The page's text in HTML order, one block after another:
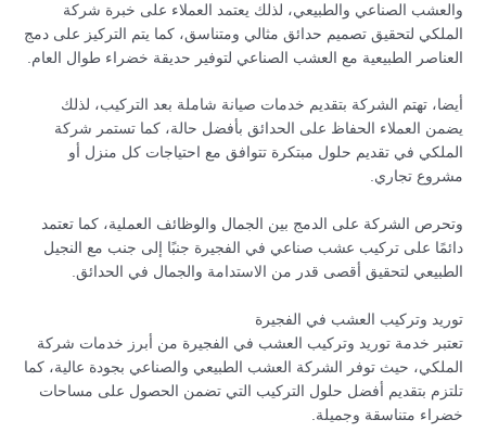
والعشب الصناعي والطبيعي، لذلك يعتمد العملاء على خبرة شركة
الملكي لتحقيق تصميم حدائق مثالي ومتناسق، كما يتم التركيز على دمج
العناصر الطبيعية مع العشب الصناعي لتوفير حديقة خضراء طوال العام.
أيضا، تهتم الشركة بتقديم خدمات صيانة شاملة بعد التركيب، لذلك
يضمن العملاء الحفاظ على الحدائق بأفضل حالة، كما تستمر شركة
الملكي في تقديم حلول مبتكرة تتوافق مع احتياجات كل منزل أو
مشروع تجاري.
وتحرص الشركة على الدمج بين الجمال والوظائف العملية، كما تعتمد
دائمًا على تركيب عشب صناعي في الفجيرة جنبًا إلى جنب مع النجيل
الطبيعي لتحقيق أقصى قدر من الاستدامة والجمال في الحدائق.
توريد وتركيب العشب في الفجيرة
تعتبر خدمة توريد وتركيب العشب في الفجيرة من أبرز خدمات شركة
الملكي، حيث توفر الشركة العشب الطبيعي والصناعي بجودة عالية، كما
تلتزم بتقديم أفضل حلول التركيب التي تضمن الحصول على مساحات
خضراء متناسقة وجميلة.